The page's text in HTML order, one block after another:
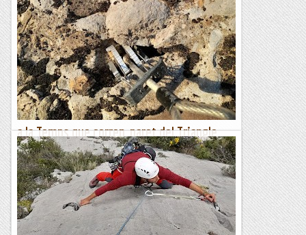
a la Temps que corren, paret del Triangle
(Font Ferrera)
***Sort que els pioners del lloc just penjaven al cintu uns
tascons, claus i falques, i algun que altre friend. Segur que
amb els artefactes d'ara la cosa encara, si cap,...
Roca i neu